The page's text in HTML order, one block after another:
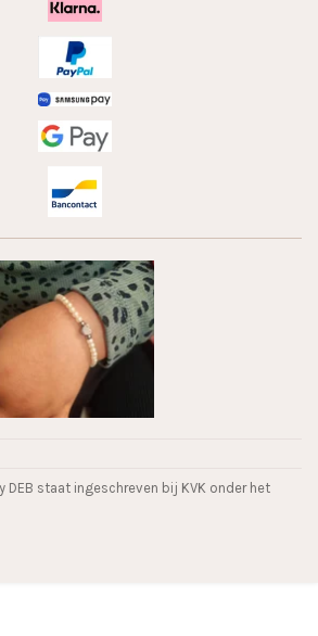
staat ingeschreven bij KVK onder het